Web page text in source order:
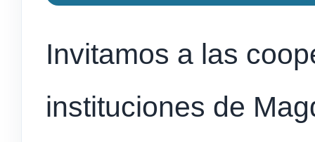
Invitamos a las
instituciones de